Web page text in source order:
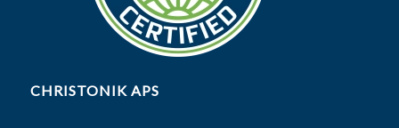
CHRISTONIK APS